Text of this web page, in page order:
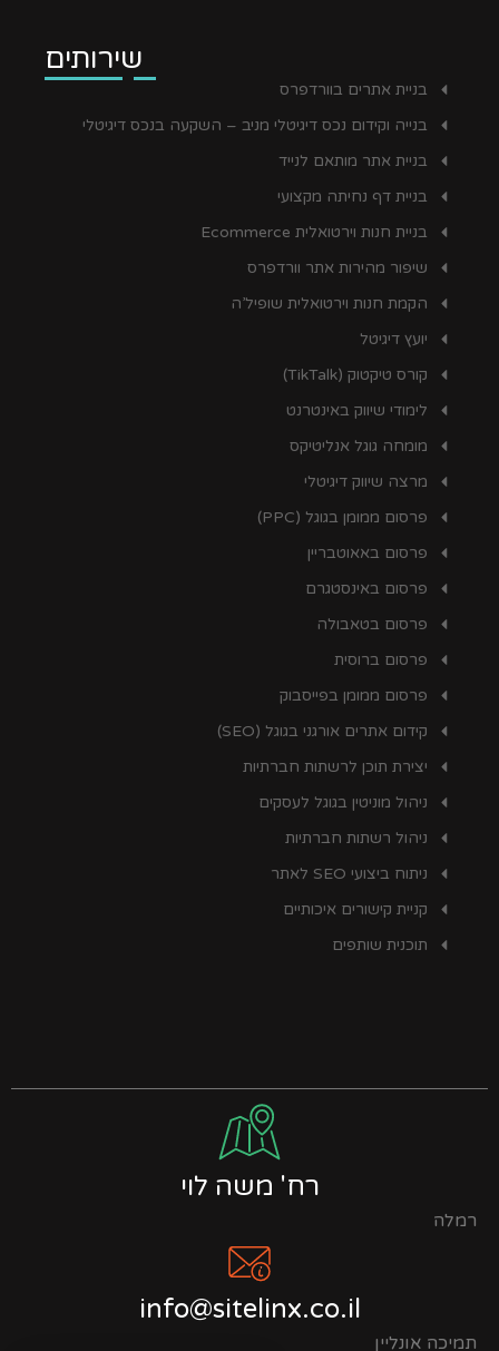
שירותים
בניית אתרים בוורדפרס
בנייה וקידום נכס דיגיטלי מניב – השקעה בנכס דיגיטלי
בניית אתר מותאם לנייד
בניית דף נחיתה מקצועי
בניית חנות וירטואלית Ecommerce
שיפור מהירות אתר וורדפרס
הקמת חנות וירטואלית שופיל’ה
יועץ דיגיטל
קורס טיקטוק (TikTalk)
לימודי שיווק באינטרנט
מומחה גוגל אנליטיקס
מרצה שיווק דיגיטלי
פרסום ממומן בגוגל (PPC)
פרסום באאוטבריין
פרסום באינסטגרם
פרסום בטאבולה
פרסום ברוסית
פרסום ממומן בפייסבוק
קידום אתרים אורגני בגוגל (SEO)
יצירת תוכן לרשתות חברתיות
ניהול מוניטין בגוגל לעסקים
ניהול רשתות חברתיות
ניתוח ביצועי SEO לאתר
קניית קישורים איכותיים
תוכנית שותפים
רח' משה לוי
רמלה
info@sitelinx.co.il
תמיכה אונליין